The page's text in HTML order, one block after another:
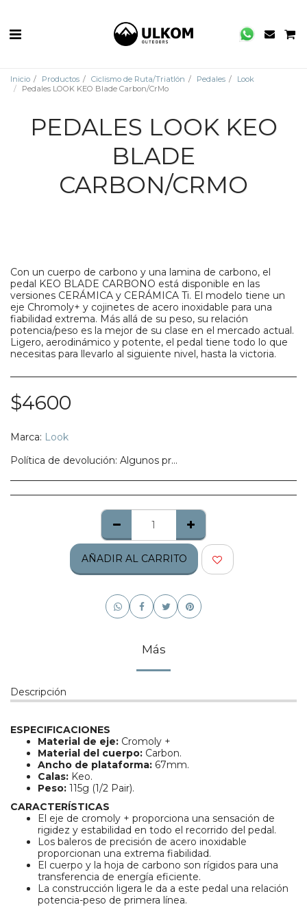
Inicio Productos Ciclismo de Ruta/Triatlón Pedales
Look
Pedales LOOK KEO Blade Carbon/CrMo
PEDALES LOOK KEO
BLADE
CARBON/CRMO
Con un cuerpo de carbono y una lamina de carbono, el
pedal KEO BLADE CARBONO está disponible en las
versiones CERÁMICA y CERÁMICA Ti. El modelo tiene un
eje Chromoly+ y cojinetes de acero inoxidable para una
fiabilidad extrema. Más allá de su peso, su relación
potencia/peso es la mejor de su clase en el mercado actual.
Ligero, aerodinámico y potente, el pedal tiene todo lo que
necesitas para llevarlo al siguiente nivel, hasta la victoria.
$4600
Marca: Look
Política de devolución: Algunos productos no califican para ser regresados, te pedimos confirmes bien tu talla, modelo o estilo.
AÑADIR AL CARRITO
Más
Descripción
ESPECIFICACIONES
Material de eje: Cromoly +
Material del cuerpo: Carbon.
Ancho de plataforma: 67mm.
Calas: Keo.
Peso: 115g (1/2 Pair).
CARACTERÍSTICAS
El eje de cromoly + proporciona una sensación de
rigidez y estabilidad en todo el recorrido del pedal.
Los baleros de precisión de acero inoxidable
proporcionan una extrema fiabilidad.
El cuerpo y la hoja de carbono son rígidos para una
transferencia de energía eficiente.
La construcción ligera le da a este pedal una relación
potencia-peso de primera línea.